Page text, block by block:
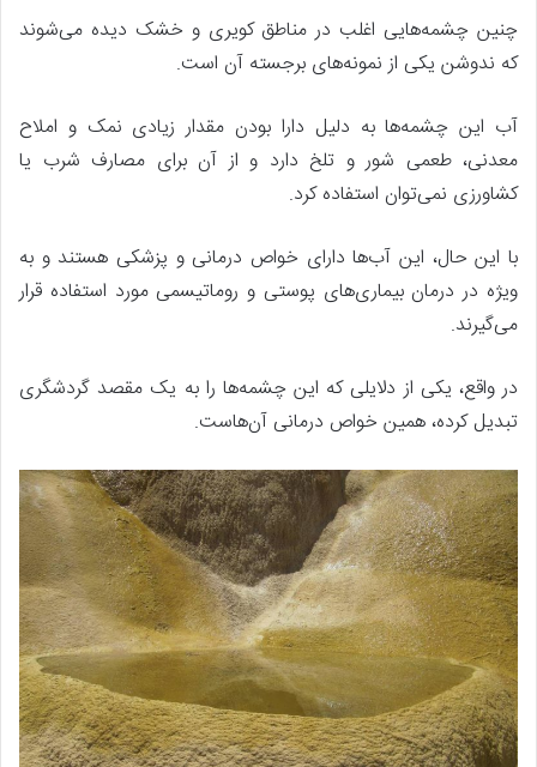
چنین چشمه‌هایی اغلب در مناطق کویری و خشک دیده می‌شوند
که ندوشن یکی از نمونه‌های برجسته آن است.
آب این چشمه‌ها به دلیل دارا بودن مقدار زیادی نمک و املاح
معدنی، طعمی شور و تلخ دارد و از آن برای مصارف شرب یا
کشاورزی نمی‌توان استفاده کرد.
با این حال، این آب‌ها دارای خواص درمانی و پزشکی هستند و به
ویژه در درمان بیماری‌های پوستی و روماتیسمی مورد استفاده قرار
می‌گیرند.
در واقع، یکی از دلایلی که این چشمه‌ها را به یک مقصد گردشگری
تبدیل کرده، همین خواص درمانی آن‌هاست.